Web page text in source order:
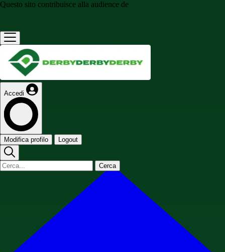
Questo sito contribuisce alla audience de
Accedi
Modifica profilo Logout
Cerca